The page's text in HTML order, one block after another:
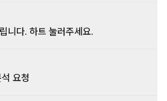
니다. 하트 눌러주세요.
요청